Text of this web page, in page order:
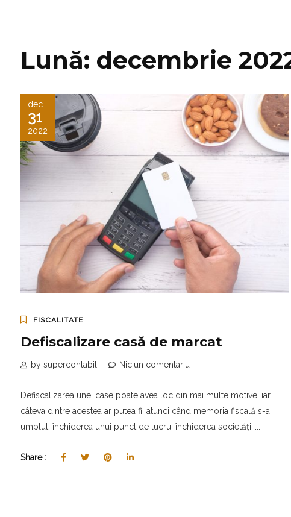
Lună: decembrie
dec.
31
2022
FISCALITATE
Defiscalizare casă de marcat
by supercontabil Niciun comentariu
Defiscalizarea unei case poate avea loc din mai multe motive, iar
câteva dintre acestea ar putea fi: atunci când memoria fiscală s-a
umplut, închiderea unui punct de lucru, închiderea societății,...
Share :